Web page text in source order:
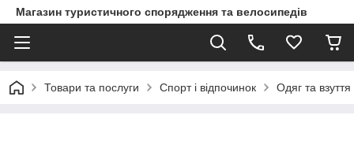
Магазин туристичного спорядження та велосипедів
Товари та послуги Спорт і відпочинок Одяг та